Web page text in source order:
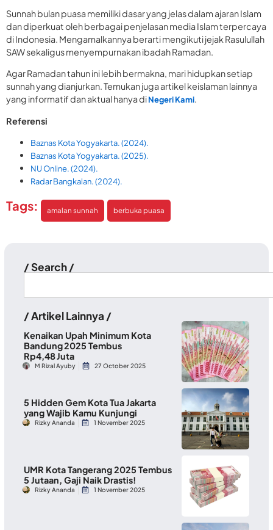
Sunnah bulan puasa memiliki dasar yang jelas dalam ajaran Islam
dan diperkuat oleh berbagai penjelasan media Islam terpercaya
di Indonesia. Mengamalkannya berarti mengikuti jejak Rasulullah
SAW sekaligus menyempurnakan ibadah Ramadan.
Agar Ramadan tahun ini lebih bermakna, mari hidupkan setiap
sunnah yang dianjurkan. Temukan juga artikel keislaman lainnya
yang informatif dan aktual hanya diNegeri Kami.
Referensi
Baznas Kota Yogyakarta. (2024).
Baznas Kota Yogyakarta. (2025).
NU Online. (2024).
Radar Bangkalan. (2024).
Tags: amalan sunnah berbuka puasa
/ Search /
/ Artikel Lainnya /
Kenaikan Upah Minimum Kota
Bandung 2025 Tembus
Rp4,48 Juta
M Rizal Ayuby 27 October 2025
5 Hidden Gem Kota Tua Jakarta
yang Wajib Kamu Kunjungi
Rizky Ananda 1 November 2025
UMR Kota Tangerang 2025 Tembus
5 Jutaan, Gaji Naik Drastis!
Rizky Ananda 1 November 2025